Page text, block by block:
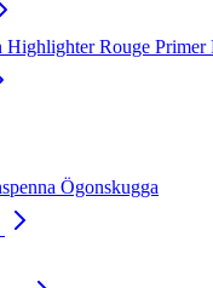
HighlighterRouge Primer
Ögonskugga